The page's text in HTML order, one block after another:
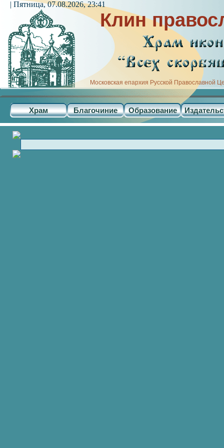
Клин
Московская епархия Русской Православной
Храм Благочиние Образование
| Пятница, 07.08.2026, 23:41